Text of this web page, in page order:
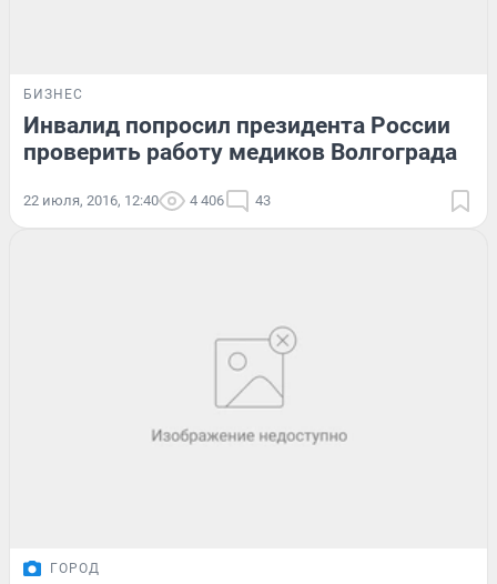
БИЗНЕС
Инвалид попросил президента России
проверить работу медиков Волгограда
22 июля, 2016, 12:40 4 406 43
ГОРОД